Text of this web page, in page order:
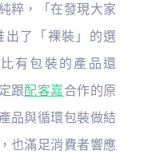
粹，「在發現大家
出了「裸裝」的選
有包裝的產品還
跟配客嘉合作的原
品與循環包裝做結
也滿足消費者響應